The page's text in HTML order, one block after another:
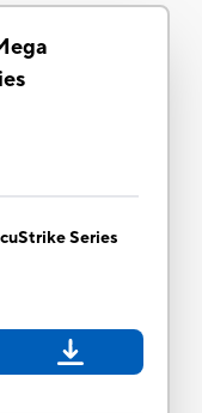
Series